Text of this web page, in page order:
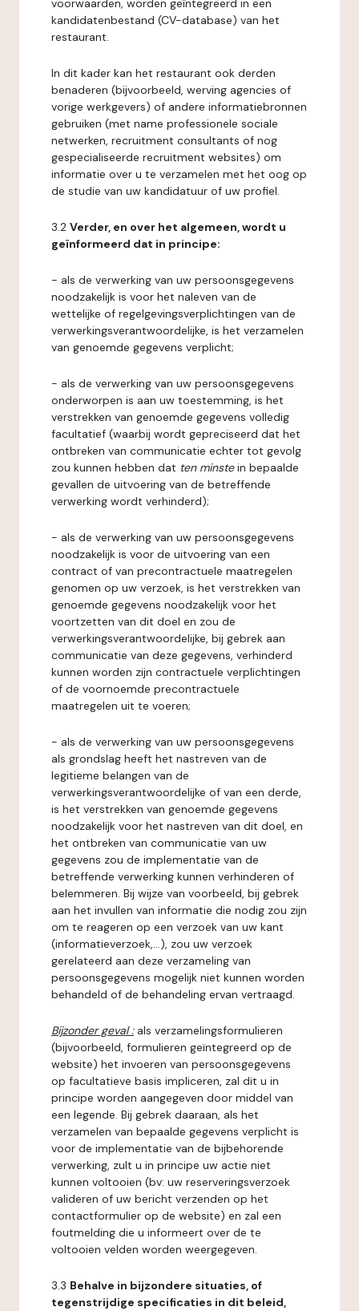
voorwaarden, worden geïntegreerd in een
kandidatenbestand (CV-database) van het
restaurant.
In dit kader kan het restaurant ook derden
benaderen (bijvoorbeeld, werving agencies of
vorige werkgevers) of andere informatiebronnen
gebruiken (met name professionele sociale
netwerken, recruitment consultants of nog
gespecialiseerde recruitment websites) om
informatie over u te verzamelen met het oog op
de studie van uw kandidatuur of uw profiel.
3.2 Verder, en over het algemeen, wordt u
geïnformeerd dat in principe:
- als de verwerking van uw persoonsgegevens
noodzakelijk is voor het naleven van de
wettelijke of regelgevingsverplichtingen van de
verwerkingsverantwoordelijke, is het verzamelen
van genoemde gegevens verplicht;
- als de verwerking van uw persoonsgegevens
onderworpen is aan uw toestemming, is het
verstrekken van genoemde gegevens volledig
facultatief (waarbij wordt gepreciseerd dat het
ontbreken van communicatie echter tot gevolg
zou kunnen hebben dat ten minstein bepaalde
gevallen de uitvoering van de betreffende
verwerking wordt verhinderd);
- als de verwerking van uw persoonsgegevens
noodzakelijk is voor de uitvoering van een
contract of van precontractuele maatregelen
genomen op uw verzoek, is het verstrekken van
genoemde gegevens noodzakelijk voor het
voortzetten van dit doel en zou de
verwerkingsverantwoordelijke, bij gebrek aan
communicatie van deze gegevens, verhinderd
kunnen worden zijn contractuele verplichtingen
of de voornoemde precontractuele
maatregelen uit te voeren;
- als de verwerking van uw persoonsgegevens
als grondslag heeft het nastreven van de
legitieme belangen van de
verwerkingsverantwoordelijke of van een derde,
is het verstrekken van genoemde gegevens
noodzakelijk voor het nastreven van dit doel, en
het ontbreken van communicatie van uw
gegevens zou de implementatie van de
betreffende verwerking kunnen verhinderen of
belemmeren. Bij wijze van voorbeeld, bij gebrek
aan het invullen van informatie die nodig zou zijn
om te reageren op een verzoek van uw kant
(informatieverzoek,...), zou uw verzoek
gerelateerd aan deze verzameling van
persoonsgegevens mogelijk niet kunnen worden
behandeld of de behandeling ervan vertraagd.
Bijzonder geval : als verzamelingsformulieren
(bijvoorbeeld, formulieren geïntegreerd op de
website) het invoeren van persoonsgegevens
op facultatieve basis impliceren, zal dit u in
principe worden aangegeven door middel van
een legende. Bij gebrek daaraan, als het
verzamelen van bepaalde gegevens verplicht is
voor de implementatie van de bijbehorende
verwerking, zult u in principe uw actie niet
kunnen voltooien (bv: uw reserveringsverzoek
valideren of uw bericht verzenden op het
contactformulier op de website) en zal een
foutmelding die u informeert over de te
voltooien velden worden weergegeven.
3.3 Behalve in bijzondere situaties, of
tegenstrijdige specificaties in dit beleid,